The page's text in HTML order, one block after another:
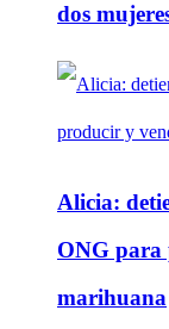
dos
Alicia:
ONG para
marihuana